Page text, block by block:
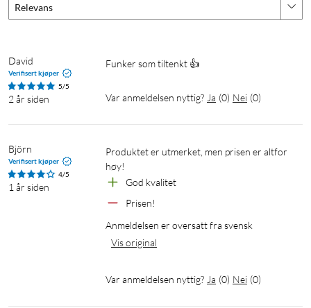
Relevans
David
Verifisert kjøper
5/5
2 år siden
Funker som tiltenkt 👍
Var anmeldelsen nyttig? Ja (0) Nei (0)
Björn
Verifisert kjøper
4/5
1 år siden
Produktet er utmerket, men prisen er altfor
høy!
God kvalitet
Prisen!
Anmeldelsen er oversatt fra svensk
Vis original
Var anmeldelsen nyttig? Ja (0) Nei (0)